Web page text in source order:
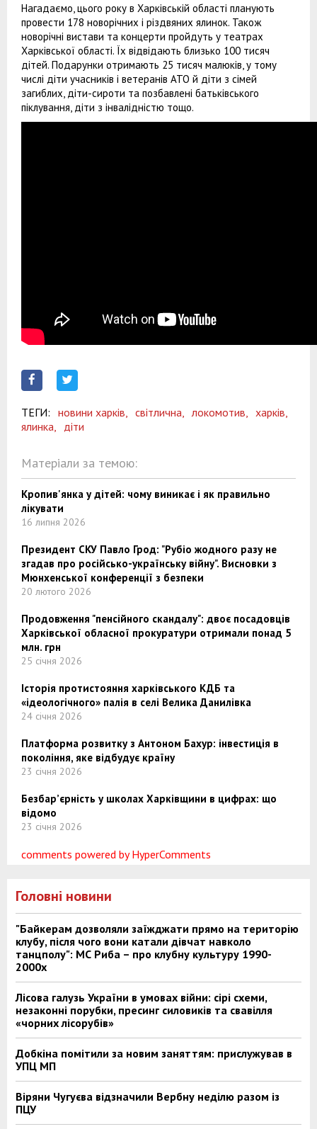
Нагадаємо, цього року в Харківській області планують
провести 178 новорічних і різдвяних ялинок. Також
новорічні вистави та концерти пройдуть у театрах
Харківської області. Їх відвідають близько 100 тисяч
дітей. Подарунки отримають 25 тисяч малюків, у тому
числі діти учасників і ветеранів АТО й діти з сімей
загиблих, діти-сироти та позбавлені батьківського
піклування, діти з інвалідністю тощо.
ТЕГИ: новини харків, світлична, локомотив,
харків,
ялинка,
діти
Матеріали за темою:
Кропив'янка у дітей: чому виникає і як правильно
лікувати
16 липня 2026
Президент СКУ Павло Грод: "Рубіо жодного разу не
згадав про російсько-українську війну". Висновки з
Мюнхенської конференції з безпеки
20 лютого 2026
Продовження "пенсійного скандалу": двоє посадовців
Харківської обласної прокуратури отримали понад 5
млн. грн
25 січня 2026
Історія протистояння харківського КДБ та
«ідеологічного» палія в селі Велика Данилівка
24 січня 2026
Платформа розвитку з Антоном Бахур: інвестиція в
покоління, яке відбудує країну
23 січня 2026
Безбар’єрність у школах Харківщини в цифрах: що
відомо
23 січня 2026
comments powered by HyperComments
Головні новини
"Байкерам дозволяли заїжджати прямо на територію
клубу, після чого вони катали дівчат навколо
танцполу": МС Риба – про клубну культуру 1990-
2000х
Лісова галузь України в умовах війни: сірі схеми,
незаконні порубки, пресинг силовиків та свавілля
«чорних лісорубів»
Добкіна помітили за новим заняттям: прислужував в
УПЦ МП
Віряни Чугуєва відзначили Вербну неділю разом із
ПЦУ